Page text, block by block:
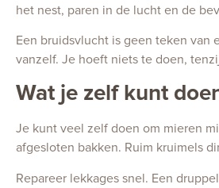
het nest, paren in de lucht en de
Een bruidsvlucht is geen teken van
vanzelf. Je hoeft niets te doen,
Wat je zelf kunt
Je kunt veel zelf doen om mieren
afgesloten bakken. Ruim kruimels
Repareer lekkages snel. Een